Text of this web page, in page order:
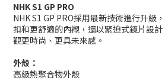
NHK S1 GP PRO
NHK S1 GP PRO採用最新技術進行升級
扣和更舒適的內襯，還以緊迫式鏡片設
觀更時尚、更具未來感。
外殼：
高級熱聚合物外殼